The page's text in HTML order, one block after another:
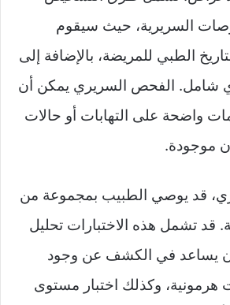
السريرية، حيث سيقوم
الطبي للمريضة، بالإضافة إلى
الفحص السريري يمكن أن
واضحة على التهابات أو حالات
موجودة.
قد يوصي الطبيب بمجموعة من
قد تشمل هذه الاختبارات تحليل
يساعد في الكشف عن وجود
هرمونية، وكذلك اختبار مستوى